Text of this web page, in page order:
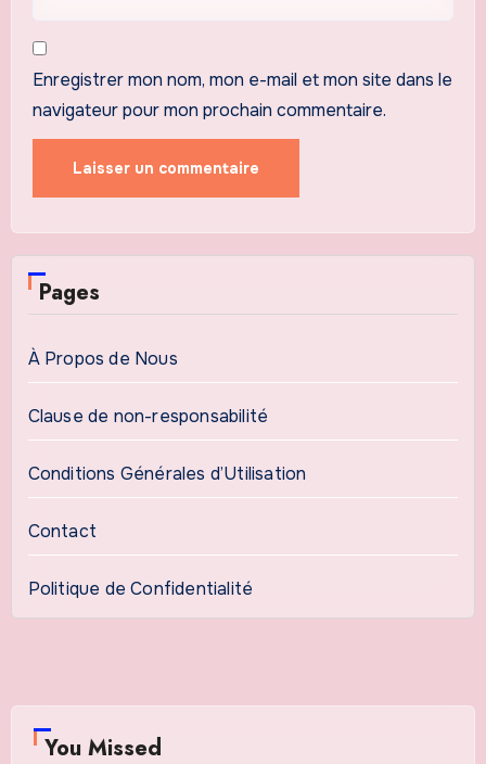
Enregistrer mon nom, mon e-mail et mon site dans le
navigateur pour mon prochain commentaire.
Pages
À Propos de Nous
Clause de non-responsabilité
Conditions Générales d’Utilisation
Contact
Politique de Confidentialité
You Missed